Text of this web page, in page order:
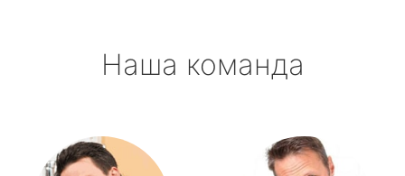
Наша команда